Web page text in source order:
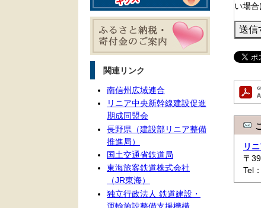
い場合
リ
〒
Tel
関連リンク
南信州広域連合
リニア中央新幹線建設促進
期成同盟会
長野県（建設部リニア整備
推進局）
国土交通省鉄道局
東海旅客鉄道株式会社
（JR東海）
独立行政法人 鉄道建設・